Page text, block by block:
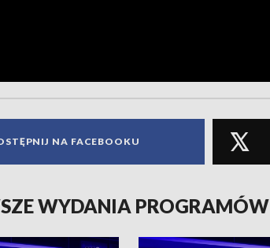
NA FACEBOOKU
WYDANIA PROGRAMÓW